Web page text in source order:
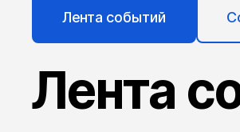
Лента событий
Лента